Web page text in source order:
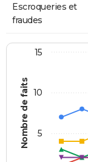
Escroqueries et
fraudes
Nombre de faits 5
10
15